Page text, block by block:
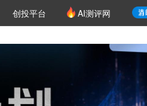
创投平台 AI测评网